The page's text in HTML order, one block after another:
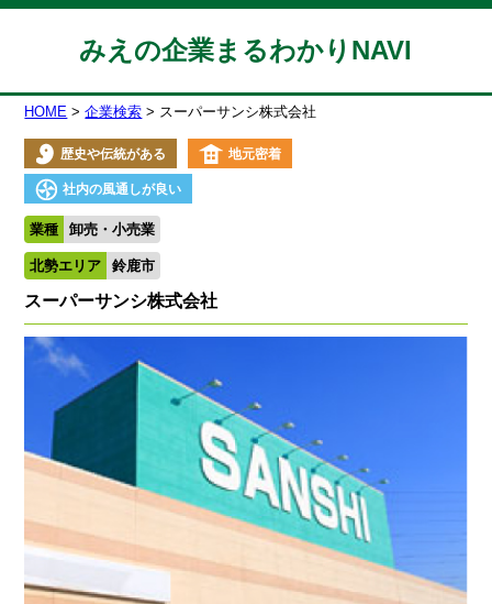
みえの企業まるわかりNAVI
HOME 企業検索 スーパーサンシ株式会社
歴史や伝統がある 地元密着
社内の風通しが良い
業種 卸売・小売業
北勢エリア 鈴鹿市
スーパーサンシ株式会社